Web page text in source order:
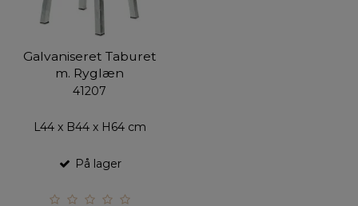
Galvaniseret Taburet
m. Ryglæn
41207
L44 x B44 x H64 cm
På lager